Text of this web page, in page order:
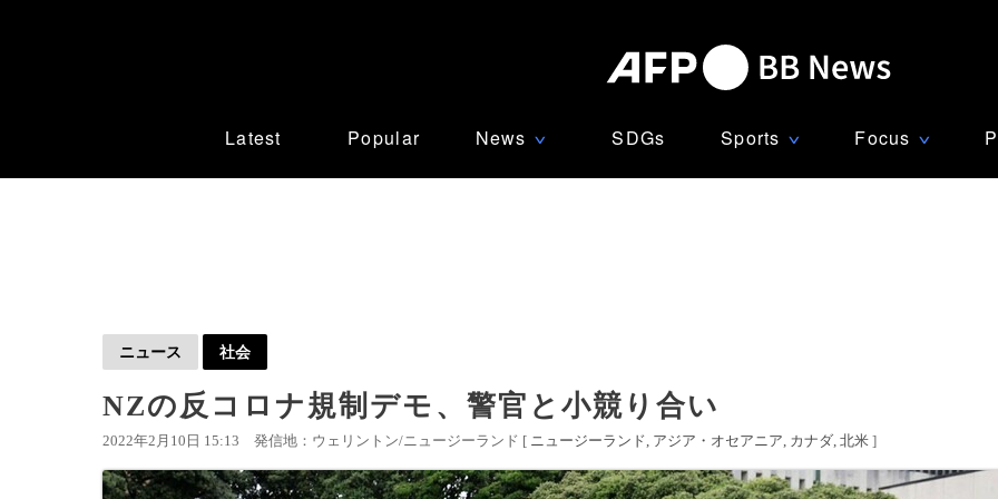
Latest Popular News ∨ SDGs Sports ∨ Focus ∨
ニュース 社会
NZの反コロナ規制デモ、警官と小競り合い
2022年2月10日 15:13 発信地：ウェリントン/ニュージーランド [ ニュージーランド アジア・オセアニア カナダ 北米 ]